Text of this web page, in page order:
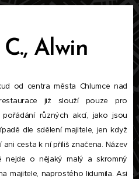
Alwin
od centra města Chlumce nad
již slouží pouze pro
různých akcí, jako jsou
dle sdělení majitele, jen když
cesta k ní příliš značena. Název
nejde o nějaký malý a skromný
majitele, naprostého lidumila. Asi